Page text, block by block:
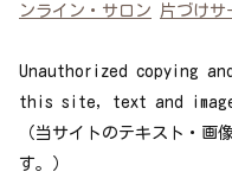
ンライン・サロン
片づけサ
Unauthorized copying
this site, text and
（当サイトのテキスト・画
す。）